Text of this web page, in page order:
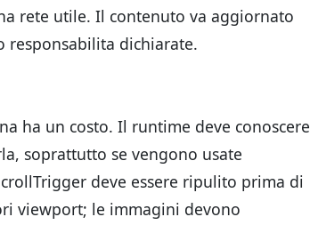
rete utile. Il contenuto va aggiornato
responsabilita dichiarate.
ha un costo. Il runtime deve conoscere
soprattutto se vengono usate
deve essere ripulito prima di
viewport; le immagini devono